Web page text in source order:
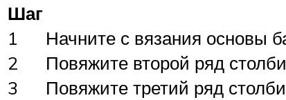
Шаг
1
Начните с вязания основы
2
Повяжите второй ряд
3
Повяжите третий ряд